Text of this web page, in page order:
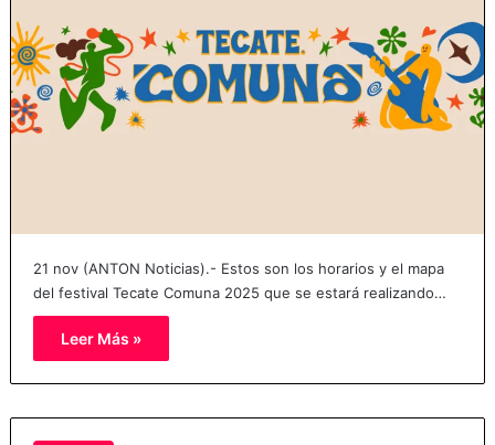
21 nov (ANTON Noticias).- Estos son los horarios y el mapa
del festival Tecate Comuna 2025 que se estará realizando…
Leer Más »